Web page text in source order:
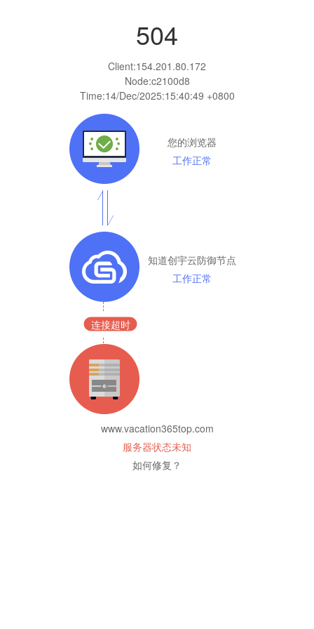
504
Client:154.201.80.172
Node:c2100d8
Time:14/Dec/2025:15:40:49 +0800
您的浏览器
工作正常
知道创宇云防御节点
工作正常
连接超时
www.vacation365top.com
服务器状态未知
如何修复？